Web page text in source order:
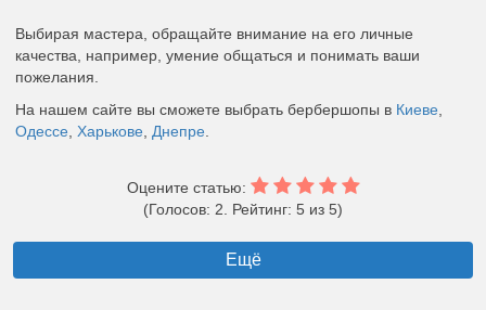
Выбирая мастера, обращайте внимание на его личные
качества, например, умение общаться и понимать ваши
пожелания.
На нашем сайте вы сможете выбрать бербершопы в Киеве,
Одессе, Харькове, Днепре.
Оцените статью:
(Голосов: 2. Рейтинг: 5 из 5)
Ещё